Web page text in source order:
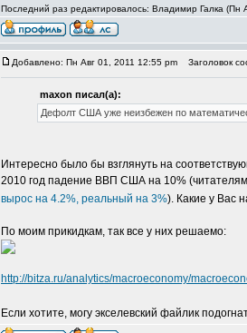
Последний раз редактировалось: Владимир Галка (Пн
Добавлено: Пн Авг 01, 2011 12:55 pm Заголовок
maxon писал(а):
Дефолт США уже неизбежен по
Интересно было бы взглянуть на
2010 год падение ВВП США на 10%
вырос на 4.2%, реальный на 3%). Какие у Вас
По моим прикидкам, так все у них решаемо:
http://bitza.ru/analytics/macroeconomy/
Если хотите, могу экселевский файлик